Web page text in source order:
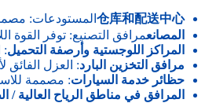
仓库和配送中心 المستودعات:
المصانعمرافق التصنيع: توفر القوة
المراكز اللوجستية وأرصفة التحميل:
مرافق التخزين البارد: العزل الفائق
حظائر خدمة السيارات: مصممة
المرافق في مناطق الرياح العالية